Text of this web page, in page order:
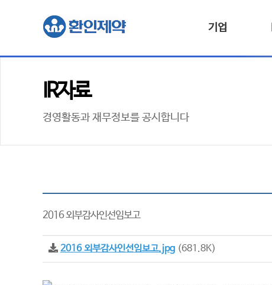
기업
IR자료
경영활동과 재무정보를 공시합니다
2016 외부감사인선임보고
2016 외부감사인선임보고.jpg (681.8K)